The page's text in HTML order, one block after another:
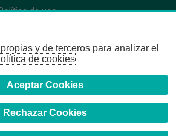
de uso
y de terceros para analizar el
de cookies
Aceptar Cookies
Rechazar Cookies